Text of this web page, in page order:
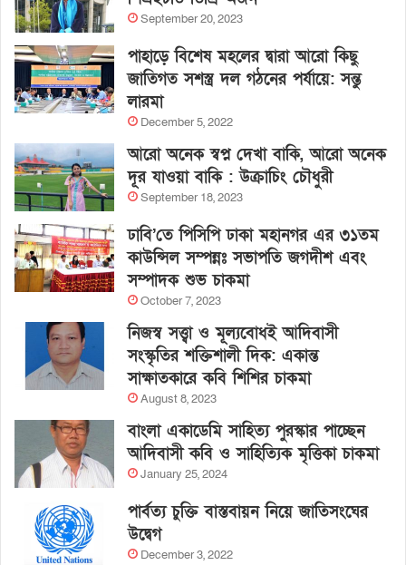
September 20, 2023
পাহাড়ে বিশেষ মহলের দ্বারা আরো কিছু
জাতিগত সশস্ত্র দল গঠনের পর্যায়ে: সন্তু
লারমা
December 5, 2022
আরো অনেক স্বপ্ন দেখা বাকি, আরো অনেক
দূর যাওয়া বাকি : উক্রাচিং চৌধুরী
September 18, 2023
ঢাবি’তে পিসিপি ঢাকা মহানগর এর ৩১তম
কাউন্সিল সম্পন্নঃ সভাপতি জগদীশ এবং
সম্পাদক শুভ চাকমা
October 7, 2023
নিজস্ব সত্ত্বা ও মূল্যবোধই আদিবাসী
সংস্কৃতির শক্তিশালী দিক: একান্ত
সাক্ষাতকারে কবি শিশির চাকমা
August 8, 2023
বাংলা একাডেমি সাহিত্য পুরস্কার পাচ্ছেন
আদিবাসী কবি ও সাহিত্যিক মৃত্তিকা চাকমা
January 25, 2024
পার্বত্য চুক্তি বাস্তবায়ন নিয়ে জাতিসংঘের
উদ্বেগ
December 3, 2022